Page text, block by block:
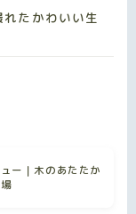
たかわいい生
ー｜木のあたたか